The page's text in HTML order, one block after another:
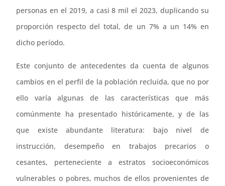
personas en el 2019, a casi 8 mil el 2023, duplicando su
proporción respecto del total, de un 7% a un 14% en
dicho período.
Este conjunto de antecedentes da cuenta de algunos
cambios en el perfil de la población recluida, que no por
ello varía algunas de las características que más
comúnmente ha presentado históricamente, y de las
que existe abundante literatura: bajo nivel de
instrucción, desempeño en trabajos precarios o
cesantes, perteneciente a estratos socioeconómicos
vulnerables o pobres, muchos de ellos provenientes de